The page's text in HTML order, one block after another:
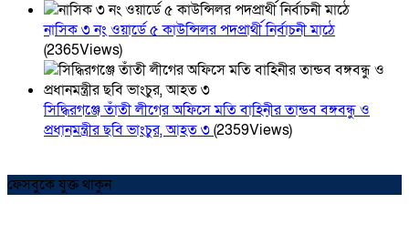
নাসিক ৩ নং ওয়ার্ডে ৫ কাউন্সিলর পদপ্রার্থী নির্বাচনী মাঠে
(2365Views)
সিদ্ধিরগঞ্জে তাঁতী লীগের অফিসে মতি বাহিনীর তান্ডব বঙ্গবন্ধু ও
প্রধানমন্ত্রীর ছবি ভাংচুর, আহত ৩(2359Views)
ফেসবুকে যুক্ত থাকুন